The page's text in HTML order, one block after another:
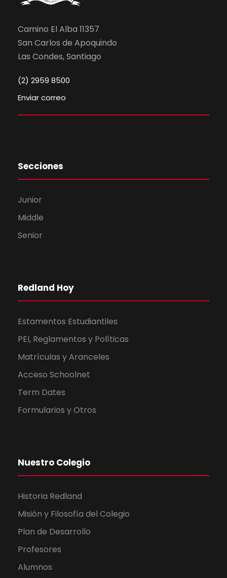
Camino El Alba 11357
San Carlos de Apoquindo
Las Condes, Santiago
(2) 2959 8500
Enviar correo
Secciones
Junior
Middle
Senior
Redland Hoy
Estamentos Estudiantiles
PEI, Reglamentos y Políticas
Matrículas y Aranceles
Acceso Schoolnet
Term Dates
Formularios y Otros
Nuestro Colegio
Historia Redland
Misión y Filosofía del Colegio
Plan de Desarrollo
Profesores
Alumnos